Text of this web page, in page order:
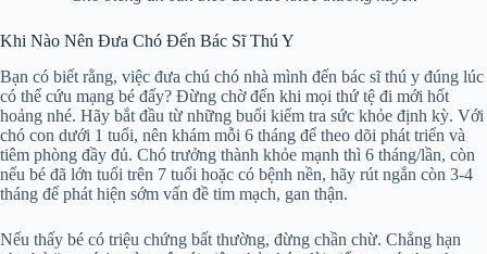
Khi Nào Nên Đưa Chó Đến Bác Sĩ Thú Y
Bạn có biết rằng, việc đưa chú chó nhà mình đến bác sĩ thú y đúng lúc
có thể cứu mạng bé đấy? Đừng chờ đến khi mọi thứ tệ đi mới hốt
hoảng nhé. Hãy bắt đầu từ những buổi kiểm tra sức khỏe định kỳ. Với
chó con dưới 1 tuổi, nên khám mỗi 6 tháng để theo dõi phát triển và
tiêm phòng đầy đủ. Chó trưởng thành khỏe mạnh thì 6 tháng/lần, còn
nếu bé đã lớn tuổi trên 7 tuổi hoặc có bệnh nền, hãy rút ngắn còn 3-4
tháng để phát hiện sớm vấn đề tim mạch, gan thận.
Nếu thấy bé có triệu chứng bất thường, đừng chần chừ. Chẳng hạn